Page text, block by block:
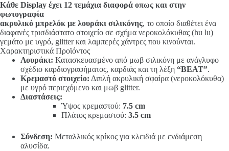
Κάθε Display έχει 12 τεμάχια διαφορά οπως και στην
φωτογραφία
ακρυλικό μπρελόκ με λουράκι σιλικόνης, το οποίο διαθέτει ένα
διαφανές τρισδιάστατο στοιχείο σε σχήμα νεροκολόκυθας (hu lu)
γεμάτο με υγρό, glitter και λαμπερές χάντρες που κινούνται.
Χαρακτηριστικά Προϊόντος
Λουράκι: Κατασκευασμένο από μωβ σιλικόνη με ανάγλυφο
σχέδιο καρδιογραφήματος, καρδιάς και τη λέξη “BEAT”.
Κρεμαστό στοιχείο: Διπλή ακρυλική σφαίρα (νεροκολόκυθα)
με υγρό περιεχόμενο και μωβ glitter.
Διαστάσεις:
Ύψος κρεμαστού: 7.5 cm
Πλάτος κρεμαστού: 3.5 cm
Σύνδεση: Μεταλλικός κρίκος για κλειδιά με ενδιάμεση
αλυσίδα.